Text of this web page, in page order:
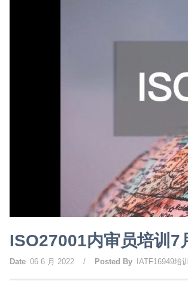
ISO27001内审员培训7
Date 06 6 月 2022 / Posted By IATF16949培训